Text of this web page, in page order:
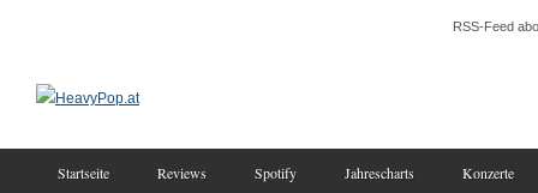
RSS-Feed
Startseite Reviews Spotify Jahrescharts Konzerte